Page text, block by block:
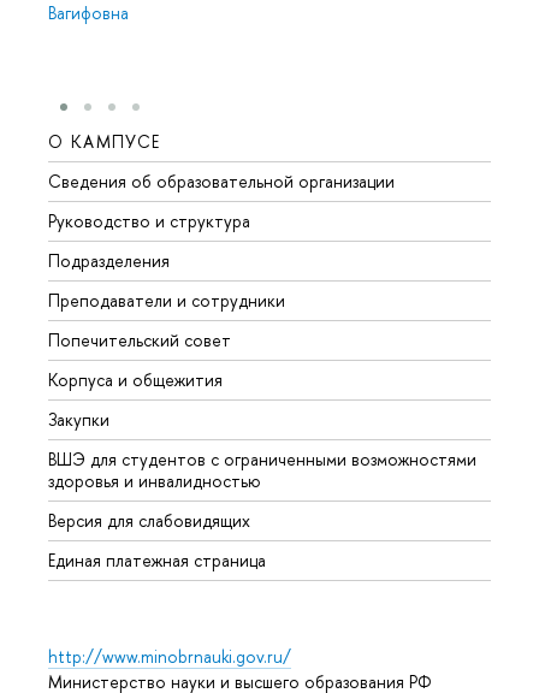
Вагифовна
О КАМПУСЕ
Сведения об образовательной организации
Руководство и структура
Подразделения
Преподаватели и сотрудники
Попечительский совет
Корпуса и общежития
Закупки
ВШЭ для студентов с ограниченными возможностями
здоровья и инвалидностью
Версия для слабовидящих
Единая платежная страница
http://www.minobrnauki.gov.ru/
Министерство науки и высшего образования РФ